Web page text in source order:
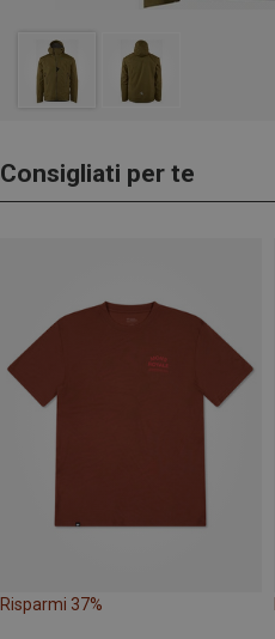
Consigliati per te
Risparmi 37%